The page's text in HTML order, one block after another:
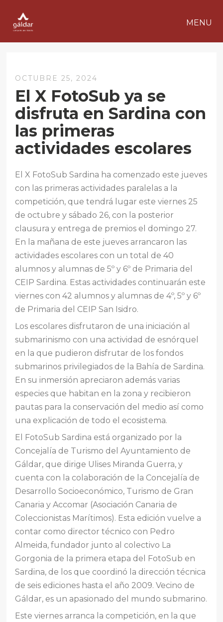
MENU
OCTUBRE 25, 2024
El X FotoSub ya se
disfruta en Sardina con
las primeras
actividades escolares
El X FotoSub Sardina ha comenzado este jueves
con las primeras actividades paralelas a la
competición, que tendrá lugar este viernes 25
de octubre y sábado 26, con la posterior
clausura y entrega de premios el domingo 27.
En la mañana de este jueves arrancaron las
actividades escolares con un total de 40
alumnos y alumnas de 5º y 6º de Primaria del
CEIP Sardina. Estas actividades continuarán este
viernes con 42 alumnos y alumnas de 4º, 5º y 6º
de Primaria del CEIP San Isidro.
Los escolares disfrutaron de una iniciación al
submarinismo con una actividad de esnórquel
en la que pudieron disfrutar de los fondos
submarinos privilegiados de la Bahía de Sardina.
En su inmersión apreciaron además varias
especies que habitan en la zona y recibieron
pautas para la conservación del medio así como
una explicación de todo el ecosistema.
El FotoSub Sardina está organizado por la
Concejalía de Turismo del Ayuntamiento de
Gáldar, que dirige Ulises Miranda Guerra, y
cuenta con la colaboración de la Concejalía de
Desarrollo Socioeconómico, Turismo de Gran
Canaria y Accomar (Asociación Canaria de
Coleccionistas Marítimos). Esta edición vuelve a
contar como director técnico con Pedro
Almeida, fundador junto al colectivo La
Gorgonia de la primera etapa del FotoSub en
Sardina, de los que coordinó la dirección técnica
de seis ediciones hasta el año 2009. Vecino de
Gáldar, es un apasionado del mundo submarino.
Este viernes arranca la competición, en la que